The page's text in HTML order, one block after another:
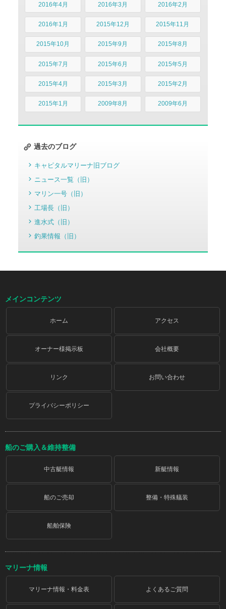
2016年4月 2016年3月 2016年2月
2016年1月 2015年12月 2015年11月
2015年10月 2015年9月 2015年8月
2015年7月 2015年6月 2015年5月
2015年4月 2015年3月 2015年2月
2015年1月 2009年8月 2009年6月
過去のブログ
キャピタルマリーナ旧ブログ
ニュース一覧（旧）
マリン一号（旧）
工場長（旧）
進水式（旧）
釣果情報（旧）
メインコンテンツ
ホーム アクセス
オーナー様掲示板 会社概要
リンク お問い合わせ
プライバシーポリシー
船のご購入＆維持整備
中古艇情報 新艇情報
船のご売却 整備・特殊艤装
船舶保険
マリーナ情報
マリーナ情報・料金表 よくあるご質問